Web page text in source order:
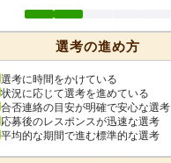
選考の進め方
選考に時間をかけている
状況に応じて選考を進めている
合否連絡の目安が明確で安心な選考
応募後のレスポンスが迅速な選考
平均的な期間で進む標準的な選考